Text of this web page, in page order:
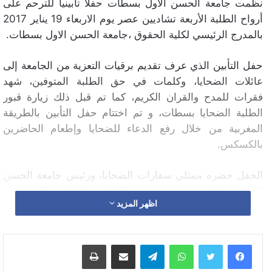
نظمت جامعة الحسن الاول بسطات حفلا تأبينيا للترحم على
أرواح الطلبة الأربعة تشاديين عصر يوم الاربعاء 19 يناير 2017
بالمدرج الرئيسي لكلية الحقوق ،جامعة الحسن الاول بسطات.
حفل التأبين الذي عرف تقديم برقيات التعزية من الجامعة إلى
عائلات الضحايا، وكلمات في حق الطلبة المتوفين، شهد
فقرات للمدح والقران الكريم، كما تم قبل ذلك زيارة قبور
الطلبة الضحايا بسطات، و تم اختتام حفل التأبين بالطريقة
المغربية من خلال رفع الدعاء للضحايا وإطعام الحاضرين
بالكسكس.
الحفل حضره ممثلي سفارات الضحايا، ورئيس جامعة الحسن
الاول بسطات وعمداء ومديري الكليات، والاساتذة الجامعيين،
وممثلي المجلس الاقليمي و المجلس البلدي وجمعيات
والامن الوطني، و الطلبة الافارقة والمغاربة.
اظهر المزيد
واتساب تيلقرام مشاركة عبر البريد طباعة